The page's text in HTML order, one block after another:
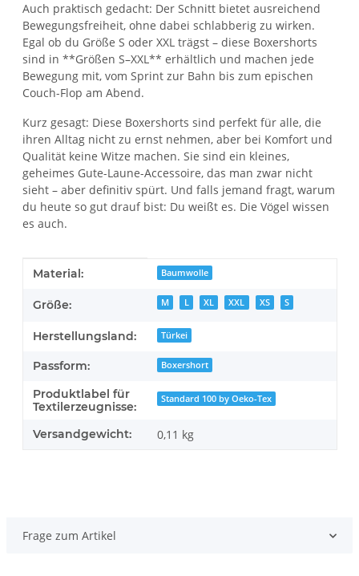
Auch praktisch gedacht: Der Schnitt bietet ausreichend
Bewegungsfreiheit, ohne dabei schlabberig zu wirken.
Egal ob du Größe S oder XXL trägst – diese Boxershorts
sind in **Größen S–XXL** erhältlich und machen jede
Bewegung mit, vom Sprint zur Bahn bis zum epischen
Couch-Flop am Abend.
Kurz gesagt: Diese Boxershorts sind perfekt für alle, die
ihren Alltag nicht zu ernst nehmen, aber bei Komfort und
Qualität keine Witze machen. Sie sind ein kleines,
geheimes Gute-Laune-Accessoire, das man zwar nicht
sieht – aber definitiv spürt. Und falls jemand fragt, warum
du heute so gut drauf bist: Du weißt es. Die Vögel wissen
es auch.
Produkteigenschaft
Wert
Material: Baumwolle
Größe: M L XL XXL XS S
Herstellungsland: Türkei
Passform: Boxershort
Produktlabel für
Textilerzeugnisse:
Standard 100 by Oeko-Tex
Versandgewicht: 0,11 kg
Frage zum Artikel